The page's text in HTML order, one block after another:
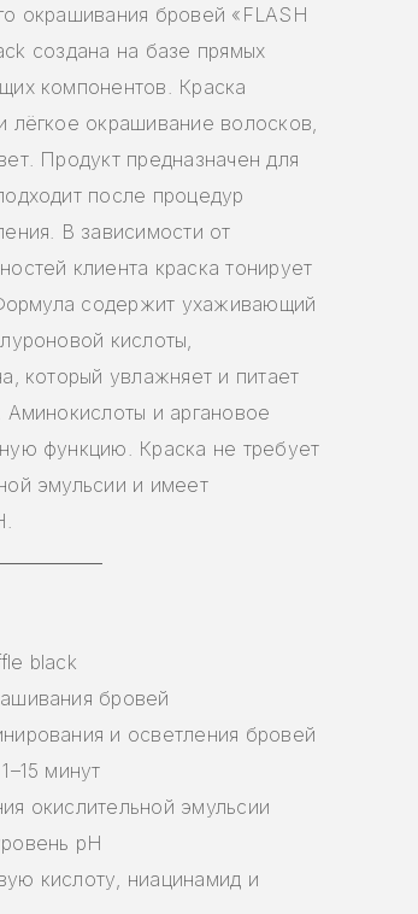
окрашивания бровей «FLASH
создана на базе прямых
компонентов. Краска
лёгкое окрашивание волосков,
Продукт предназначен для
после процедур
В зависимости от
клиента краска тонирует
содержит ухаживающий
кислоты,
который увлажняет и питает
и аргановое
функцию. Краска не требует
эмульсии и имеет
black
бровей
и осветления бровей
минут
окислительной эмульсии
pH
кислоту, ниацинамид и